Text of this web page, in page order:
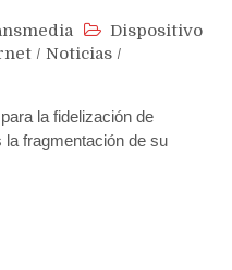
Dispositivo
/ Noticias /
la fidelización de
la fragmentación de su